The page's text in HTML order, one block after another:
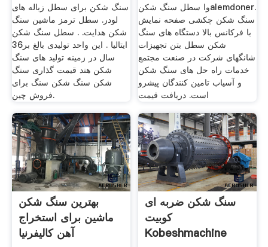
سنگ شکن برای سطل زباله های
لودر. سطل ترمز ماشین سنگ
شکن هدایت. . سطل سنگ شکن
ایتالیا . این واحد تولیدی بالغ بر36
سال در زمینه تولید های سنگ
شکن هند قیمت گذاری سنگ
شکن سنگ شکن سنگ برای
فروش چین.
وا سطل سنگ شکنalemdoner.
سنگ شکن چکشی صفحه نمایش
با فرکانس بالا دستگاه های سنگ
شکن سطل بتن تجهیزات
شانگهای شرکت در صنعت مجتمع
خدمات راه حل های سنگ شکن
و آسیاب تامین کنندگان پیشرو
است. دریافت قیمت
بهترین سنگ شکن
ماشین برای استخراج
آهن کالیفرنیا
سنگ شکن ضربه ای
کوبیت
Kobeshmachine